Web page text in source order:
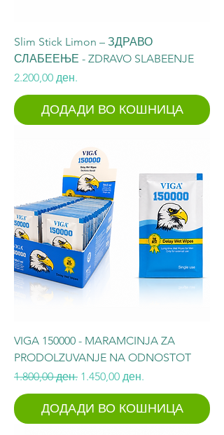
Slim Stick Limon – ЗДРАВО
СЛАБЕЕЊЕ - ZDRAVO SLABEENJE
Price
2.200,00 ден.
ДОДАДИ ВО КОШНИЦА
VIGA 150000 - MARAMCINJA ZA
PRODOLZUVANJE NA ODNOSTOT
Regular Price
1.800,00 ден. Sale Price
1.450,00 ден.
ДОДАДИ ВО КОШНИЦА